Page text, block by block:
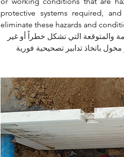
protective systems required,
eliminate these hazards and
والمتوقعة التي تشكل خطراً أو غير
باتخاذ تدابير تصحيحية فورية